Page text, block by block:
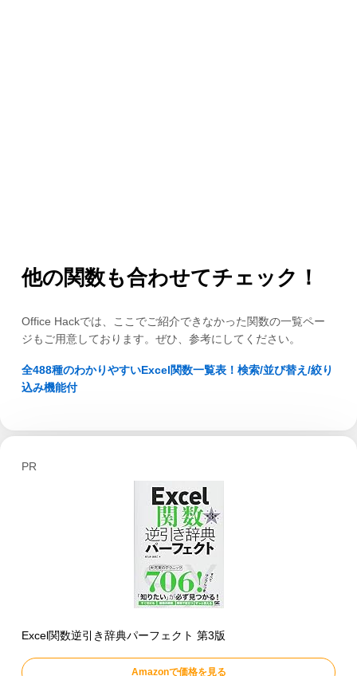
他の関数も合わせてチェック！
Office Hackでは、ここでご紹介できなかった関数の一覧ペー
ジもご用意しております。ぜひ、参考にしてください。
全488種のわかりやすいExcel関数一覧表！検索/並び替え/絞り
込み機能付
PR
Excel関数逆引き辞典パーフェクト 第3版
Amazonで価格を見る